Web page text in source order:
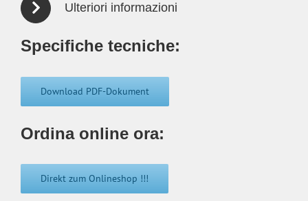
Ulteriori informazioni
Specifiche tecniche:
Download PDF-Dokument
Ordina online ora:
Direkt zum Onlineshop !!!